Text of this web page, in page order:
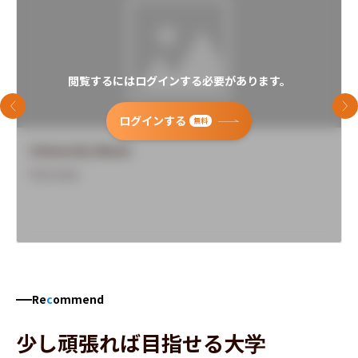
閲覧するにはログインする必要があります。
ログインする 無料
前のスライド 次
Recommend
少し頑張れば目指せる大学